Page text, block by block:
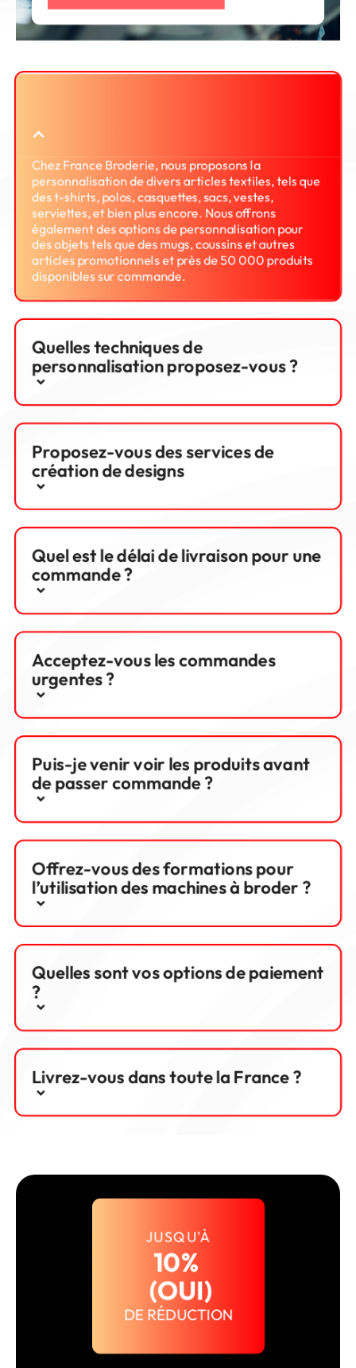
Chez France Broderie, nous proposons la
personnalisation de divers articles textiles, tels que
des t-shirts, polos, casquettes, sacs, vestes,
serviettes, et bien plus encore. Nous offrons
également des options de personnalisation pour
des objets tels que des mugs, coussins et autres
articles promotionnels et près de 50 000 produits
disponibles sur commande.
Quelles techniques de
personnalisation proposez-vous ?
Proposez-vous des services de
création de designs
Quel est le délai de livraison pour une
commande ?
Acceptez-vous les commandes
urgentes ?
Puis-je venir voir les produits avant
de passer commande ?
Offrez-vous des formations pour
l’utilisation des machines à broder ?
Quelles sont vos options de paiement
?
Livrez-vous dans toute la France ?
JUSQU'À
10%
(OUI)
DE RÉDUCTION